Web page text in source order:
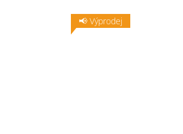
📢 Výprodej